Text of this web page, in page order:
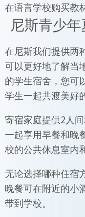
在语言学校购买教
尼斯青少
在尼斯我们提供两
可以更好地了解当
的学生宿舍，您可
学生一起共渡美好
寄宿家庭提供2人
一起享用早餐和晚
校的公共休息室内
无论选择哪种住宿
晚餐可在附近的小
带到学校。